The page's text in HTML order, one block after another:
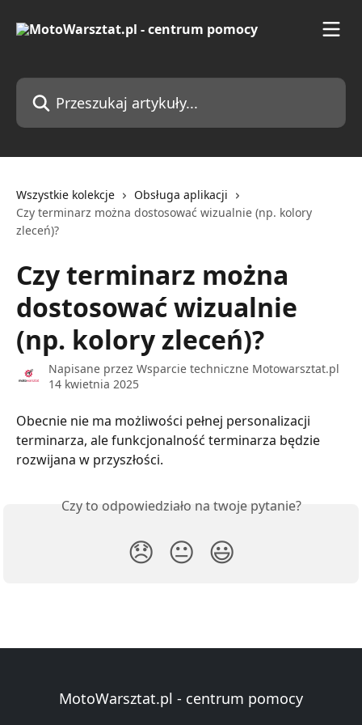
Przeszukaj artykuły...
Wszystkie kolekcje
Obsługa aplikacji
Czy terminarz można dostosować wizualnie (np. kolory
zleceń)?
Czy terminarz można
dostosować wizualnie
(np. kolory zleceń)?
Napisane przez Wsparcie techniczne Motowarsztat.pl
14 kwietnia 2025
Obecnie nie ma możliwości pełnej personalizacji
terminarza, ale funkcjonalność terminarza będzie
rozwijana w przyszłości.
Czy to odpowiedziało na twoje pytanie?
😞 😐 😃
MotoWarsztat.pl - centrum pomocy